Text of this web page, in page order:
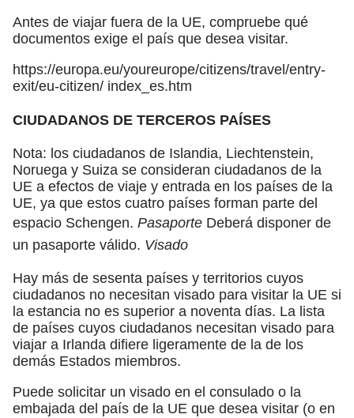
Antes de viajar fuera de la UE, compruebe qué
documentos exige el país que desea visitar.
https://europa.eu/youreurope/citizens/travel/entry-
exit/eu-citizen/ index_es.htm
CIUDADANOS DE TERCEROS PAÍSES
Nota: los ciudadanos de Islandia, Liechtenstein,
Noruega y Suiza se consideran ciudadanos de la
UE a efectos de viaje y entrada en los países de la
UE, ya que estos cuatro países forman parte del
espacio Schengen. Pasaporte Deberá disponer de
un pasaporte válido. Visado
Hay más de sesenta países y territorios cuyos
ciudadanos no necesitan visado para visitar la UE si
la estancia no es superior a noventa días. La lista
de países cuyos ciudadanos necesitan visado para
viajar a Irlanda difiere ligeramente de la de los
demás Estados miembros.
Puede solicitar un visado en el consulado o la
embajada del país de la UE que desea visitar (o en